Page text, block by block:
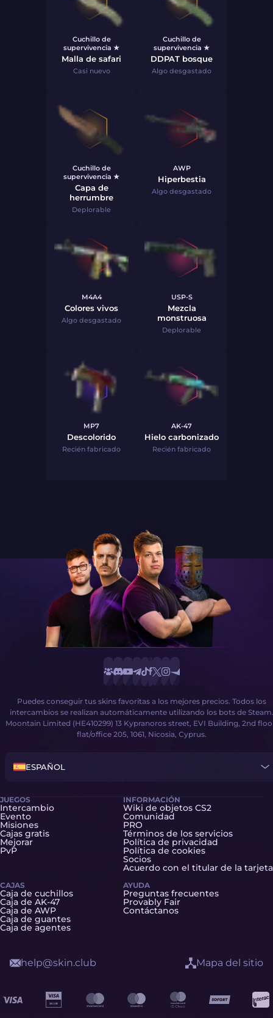
Cuchillo de
supervivencia ★
Malla de safari
Casi nuevo
Cuchillo de
supervivencia ★
DDPAT bosque
Algo desgastado
Cuchillo de
supervivencia ★
Capa de
herrumbre
Deplorable
AWP
Hiperbestia
Algo desgastado
M4A4
Colores vivos
Algo desgastado
USP-S
Mezcla
monstruosa
Deplorable
MP7
Descolorido
Recién fabricado
AK-47
Hielo carbonizado
Recién fabricado
Puedes conseguir tus skins favoritas a los mejores precios. Todos los
intercambios se realizan automáticamente utilizando los bots de Steam.
Moontain Limited (HE410299) 13 Kypranoros street, EVI Building, 2nd
flat/office 205, 1061, Nicosia, Cyprus.
ESPAÑOL
JUEGOS
Intercambio
Evento
Misiones
Cajas gratis
Mejorar
PvP
CAJAS
Caja de cuchillos
Caja de AK-47
Caja de AWP
Caja de guantes
Caja de agentes
INFORMACIÓN
Wiki de objetos CS2
Comunidad
PRO
Términos de los servicios
Política de privacidad
Política de cookies
Socios
Acuerdo con el titular de la tarjeta
AYUDA
Preguntas frecuentes
Provably Fair
Contáctanos
help@skin.club Mapa del sitio